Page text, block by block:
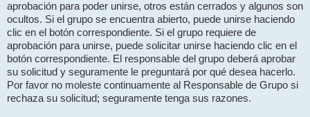
aprobación para poder unirse, otros están cerrados y algunos son
ocultos. Si el grupo se encuentra abierto, puede unirse haciendo
clic en el botón correspondiente. Si el grupo requiere de
aprobación para unirse, puede solicitar unirse haciendo clic en el
botón correspondiente. El responsable del grupo deberá aprobar
su solicitud y seguramente le preguntará por qué desea hacerlo.
Por favor no moleste continuamente al Responsable de Grupo si
rechaza su solicitud; seguramente tenga sus razones.